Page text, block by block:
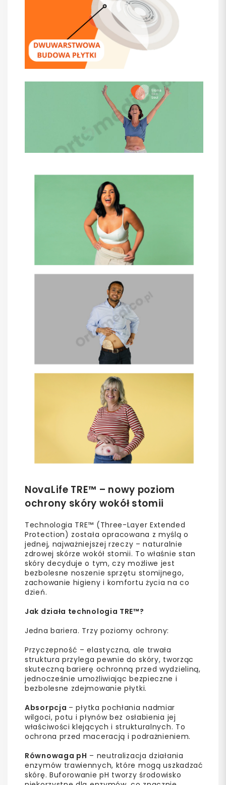
NovaLife TRE™ – nowy poziom
ochrony skóry wokół stomii
Technologia TRE™ (Three-Layer Extended
Protection) została opracowana z myślą o
jednej, najważniejszej rzeczy – naturalnie
zdrowej skórze wokół stomii. To właśnie stan
skóry decyduje o tym, czy możliwe jest
bezbolesne noszenie sprzętu stomijnego,
zachowanie higieny i komfortu życia na co
dzień.
Jak działa technologia TRE™?
Jedna bariera. Trzy poziomy ochrony:
Przyczepność – elastyczna, ale trwała
struktura przylega pewnie do skóry, tworząc
skuteczną barierę ochronną przed wydzieliną,
jednocześnie umożliwiając bezpieczne i
bezbolesne zdejmowanie płytki.
Absorpcja – płytka pochłania nadmiar
wilgoci, potu i płynów bez osłabienia jej
właściwości klejących i strukturalnych. To
ochrona przed maceracją i podrażnieniem.
Równowaga pH – neutralizacja działania
enzymów trawiennych, które mogą uszkadzać
skórę. Buforowanie pH tworzy środowisko